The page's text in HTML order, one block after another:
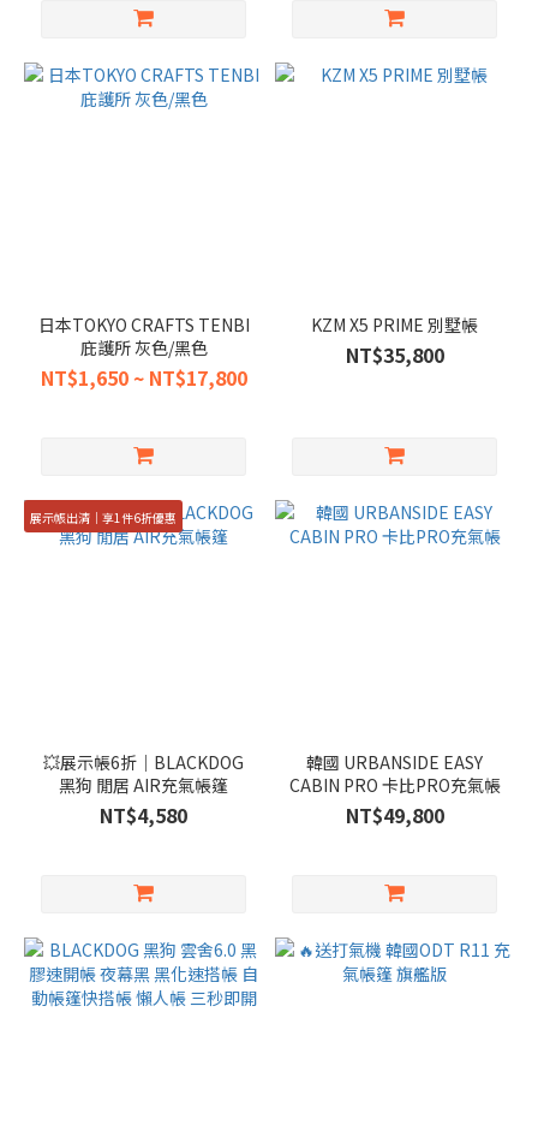
日本TOKYO CRAFTS TENBI
庇護所 灰色/黑色
NT$1,650 ~ NT$17,800
KZM X5 PRIME 別墅帳
NT$35,800
展示帳出清｜享1件6折優惠
💥展示帳6折｜BLACKDOG
黑狗 閒居 AIR充氣帳篷
NT$4,580
韓國 URBANSIDE EASY
CABIN PRO 卡比PRO充氣帳
NT$49,800